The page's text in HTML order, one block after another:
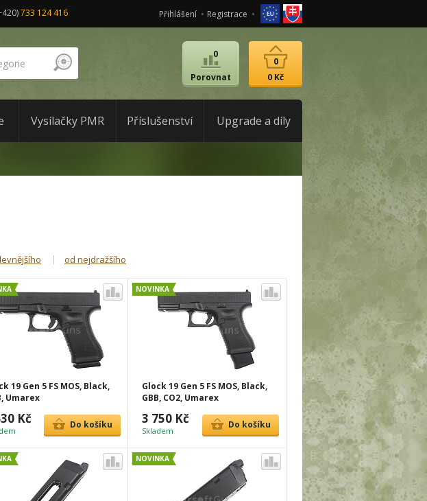
733 124 416 Přihlášení Registrace
Porovnat
0
0 Kč
0
Vysílačky PMR Příslušenství Upgrade a díly
od nejdražšího
19 Gen 5 FS MOS, Black,
Umarex
Kč Do košíku
Glock 19 Gen 5 FS MOS, Black,
GBB, CO2, Umarex
3 750 Kč
Skladem
NOVINKA
Do košíku
NOVINKA